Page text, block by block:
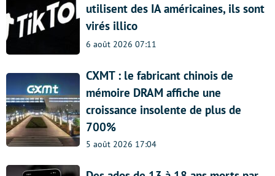
utilisent des IA américaines, ils sont
virés illico
6 août 2026 07:11
CXMT : le fabricant chinois de
mémoire DRAM affiche une
croissance insolente de plus de
700%
5 août 2026 17:04